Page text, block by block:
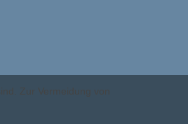
Zur Vermeidung von